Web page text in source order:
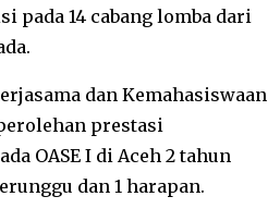
pada 14 cabang lomba dari
dan Kemahasiswaan
prestasi
OASE I di Aceh 2 tahun
dan 1 harapan.